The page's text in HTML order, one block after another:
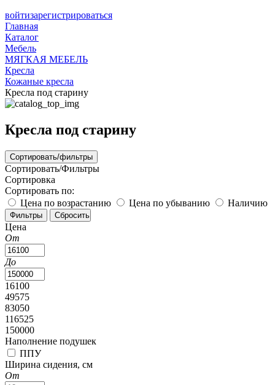
войтизарегистрироваться
Главная
Каталог
Мебель
МЯГКАЯ МЕБЕЛЬ
Кресла
Кожаные кресла
Кресла под старину
Кресла под старину
Сортировать/фильтры
Сортировать/Фильтры
Сортировка
Сортировать по:
Цена по возрастанию
Цена по убыванию Наличию
Цена
От
До
16100
49575
83050
116525
150000
Наполнение подушек
ППУ
Ширина сидения, см
От